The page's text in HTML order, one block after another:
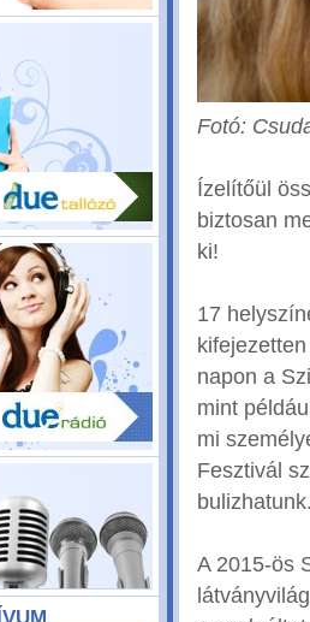
Fotó:
Ízelítőül
biztosan
ki!
17
napon a
mint
mi
Fesztivál
A 2015-ös